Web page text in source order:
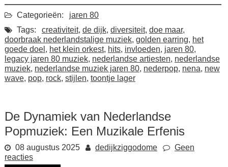
Categorieën:
jaren 80
Tags:
creativiteit, de dijk, diversiteit, doe maar,
doorbraak nederlandstalige muziek, golden earring, het
goede doel , het klein orkest, hits, invloeden, jaren 80,
legacy jaren 80 muziek, nederlandse artiesten, nederlandse
muziek, nederlandse muziek jaren 80, nederpop, nena, new
wave, pop, rock, stijlen, toontje lager
De Dynamiek van Nederlandse
Popmuziek: Een Muzikale Erfenis
08 augustus 2025 dedijkziggodome
Geen
reacties